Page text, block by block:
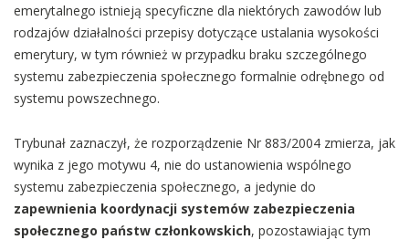
emerytalnego istnieją specyficzne dla niektórych zawodów lub
rodzajów działalności przepisy dotyczące ustalania wysokości
emerytury, w tym również w przypadku braku szczególnego
systemu zabezpieczenia społecznego formalnie odrębnego od
systemu powszechnego.
Trybunał zaznaczył, że rozporządzenie Nr 883/2004 zmierza, jak
wynika z jego motywu 4, nie do ustanowienia wspólnego
systemu zabezpieczenia społecznego, a jedynie do
zapewnienia koordynacji systemów zabezpieczenia
społecznego państw członkowskich, pozostawiając tym